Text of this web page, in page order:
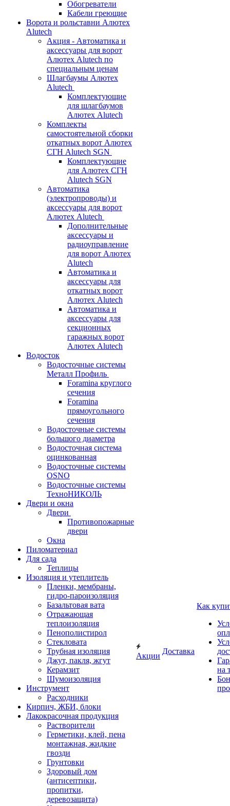
Обогреватели
Кабели греющие
Ворота и рольставни Алютех
Alutech
Акция - Автоматика и
аксессуары для ворот
Алютех Alutech по
специальным ценам
Шлагбаумы Алютех
Alutech
Комплектующие
для шлагбаумов
Алютех Alutech
Комплекты
самостоятельной сборки
откатных ворот Алютех
СГН Alutech SGN
Комплектующие
для Алютех СГН
Alutech SGN
Автоматика
(электропроводы) и
аксессуары для ворот
Алютех Alutech
Дополнительные
аксессуары и
радиоуправление
для ворот Алютех
Alutech
Автоматика и
аксессуары для
откатных ворот
Алютех Alutech
Автоматика и
аксессуары для
секционных
гаражных ворот
Алютех Alutech
Водосток
Водосточные системы
Металл Профиль
Foramina круглого
сечения
Foramina
прямоугольного
сечения
Водосточные системы
большого диаметра
Водосточная система
оцинкованная
Водосточные системы
OSNO
Водосточные системы
ТехноНИКОЛЬ
Двери и окна
Двери
Противопожарные
двери
Окна
Пиломатериал
Для сада
Теплицы
Изоляция и утеплитель
Пленки, мембраны,
гидро-пароизоляция
Базальтовая вата
Отражающая
теплоизоляция
Пенополистирол
Стекловата
Трубная изоляция
Джут, пакля, жгут
Керамзит
Шумоизоляция
Инструмент
Расходники
Кирпич, ЖБИ, блоки
Лакокрасочная продукция
Растворители
Герметики, клей, пена
монтажная, жидкие
гвозди
Грунтовки
Здоровый дом
(антисептики,
пропитки,
деревозащита)
Акции
Доставка
Как
на